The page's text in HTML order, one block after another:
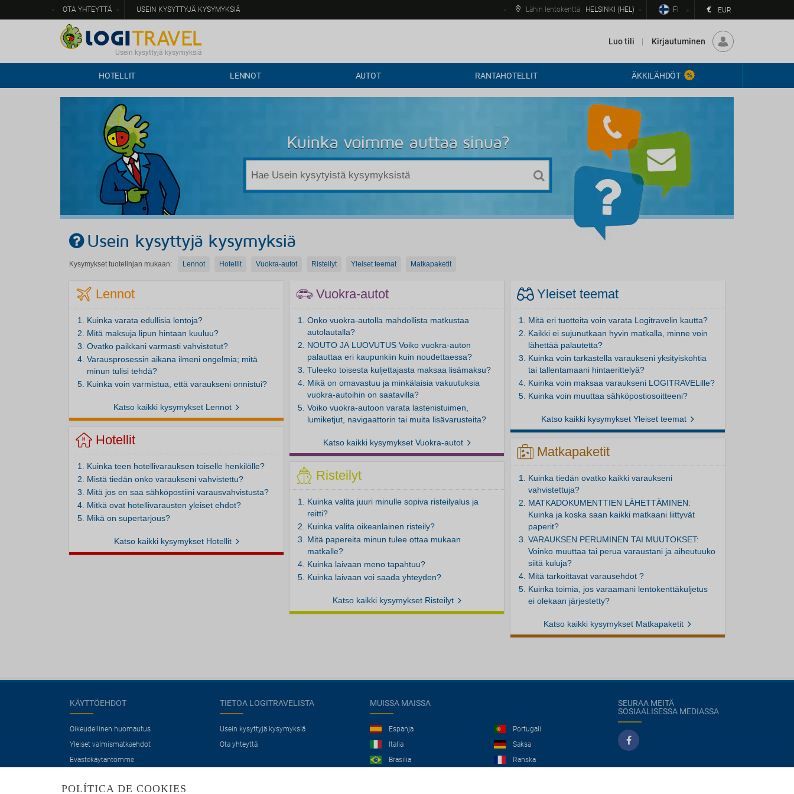
OTA YHTEYTTÄ USEIN KYSYTTYJÄ KYSYMYKSIÄ Lähin lentokenttä HELSINKI (HEL) FI € EUR
Usein kysyttyjä kysymyksiä
Luo tili Kirjautuminen
HOTELLIT LENNOT AUTOT RANTAHOTELLIT ÄKKILÄHDÖT
Kuinka voimme auttaa sinua?
Usein kysyttyjä kysymyksiä
Kysymykset tuotelinjan mukaan: Lennot Hotellit Vuokra-autot Risteilyt Yleiset teemat Matkapaketit
Lennot
Kuinka varata edullisia lentoja?
Mitä maksuja lipun hintaan kuuluu?
Ovatko paikkani varmasti vahvistetut?
Varausprosessin aikana ilmeni ongelmia; mitä
minun tulisi tehdä?
Kuinka voin varmistua, että varaukseni onnistui?
Katso kaikki kysymykset Lennot
Hotellit
Kuinka teen hotellivarauksen toiselle henkilölle?
Mistä tiedän onko varaukseni vahvistettu?
Mitä jos en saa sähköpostiini varausvahvistusta?
Mitkä ovat hotellivarausten yleiset ehdot?
Mikä on supertarjous?
Katso kaikki kysymykset Hotellit
Vuokra-autot
Onko vuokra-autolla mahdollista matkustaa
autolautalla?
NOUTO JA LUOVUTUS Voiko vuokra-auton
palauttaa eri kaupunkiin kuin noudettaessa?
Tuleeko toisesta kuljettajasta maksaa lisämaksu?
Mikä on omavastuu ja minkälaisia vakuutuksia
vuokra-autoihin on saatavilla?
Voiko vuokra-autoon varata lastenistuimen,
lumiketjut, navigaattorin tai muita lisävarusteita?
Katso kaikki kysymykset Vuokra-autot
Risteilyt
Kuinka valita juuri minulle sopiva risteilyalus ja
reitti?
Kuinka valita oikeanlainen risteily?
Mitä papereita minun tulee ottaa mukaan
matkalle?
Kuinka laivaan meno tapahtuu?
Kuinka laivaan voi saada yhteyden?
Katso kaikki kysymykset Risteilyt
Yleiset teemat
Mitä eri tuotteita voin varata Logitravelin kautta?
Kaikki ei sujunutkaan hyvin matkalla, minne voin
lähettää palautetta?
Kuinka voin tarkastella varaukseni yksityiskohtia
tai tallentamaani hintaerittelyä?
Kuinka voin maksaa varaukseni LOGITRAVELille?
Kuinka voin muuttaa sähköpostiosoitteeni?
Katso kaikki kysymykset Yleiset teemat
Matkapaketit
Kuinka tiedän ovatko kaikki varaukseni
vahvistettuja?
MATKADOKUMENTTIEN LÄHETTÄMINEN:
Kuinka ja koska saan kaikki matkaani liittyvät
paperit?
VARAUKSEN PERUMINEN TAI MUUTOKSET:
Voinko muuttaa tai perua varaustani ja aiheutuuko
siitä kuluja?
Mitä tarkoittavat varausehdot ?
Kuinka toimia, jos varaamani lentokenttäkuljetus
ei olekaan järjestetty?
Katso kaikki kysymykset Matkapaketit
KÄYTTÖEHDOT
Oikeudellinen huomautus
Yleiset valmismatkaehdot
Evästekäytäntömme
TIETOA LOGITRAVELISTA
Usein kysyttyjä kysymyksiä
Ota yhteyttä
MUISSA MAISSA
Espanja
Portugali
Italia
Saksa
Brasilia
Ranska
SEURAA MEITÄ
SOSIAALISESSA MEDIASSA
POLÍTICA DE COOKIES